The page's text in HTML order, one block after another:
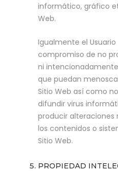
informático, gráfico
Web.
Igualmente el
compromiso de no
ni
que puedan
Sitio Web así como
difundir virus
producir alteraciones
los contenidos o
Sitio Web.
PROPIEDAD